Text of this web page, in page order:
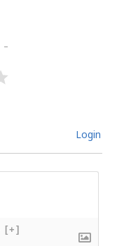
Login
[+]